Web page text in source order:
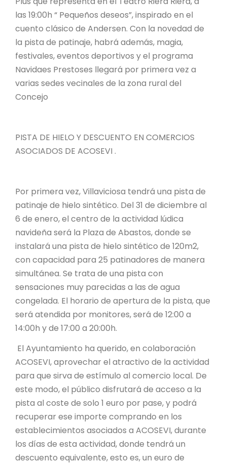
las 19:00h “ Pequeños deseos”, inspirado en el
cuento clásico de Andersen. Con la novedad de
la pista de patinaje, habrá además, magia,
festivales, eventos deportivos y el programa
Navidaes Prestoses llegará por primera vez a
varias sedes vecinales de la zona rural del
Concejo
PISTA DE HIELO Y DESCUENTO EN COMERCIOS
ASOCIADOS DE ACOSEVI .
Por primera vez, Villaviciosa tendrá una pista de
patinaje de hielo sintético. Del 31 de diciembre al
6 de enero, el centro de la actividad lúdica
navideña será la Plaza de Abastos, donde se
instalará una pista de hielo sintético de 120m2,
con capacidad para 25 patinadores de manera
simultánea. Se trata de una pista con
sensaciones muy parecidas a las de agua
congelada. El horario de apertura de la pista, que
será atendida por monitores, será de 12:00 a
14:00h y de 17:00 a 20:00h.
El Ayuntamiento ha querido, en colaboración
ACOSEVI, aprovechar el atractivo de la actividad
para que sirva de estímulo al comercio local. De
este modo, el público disfrutará de acceso a la
pista al coste de solo 1 euro por pase, y podrá
recuperar ese importe comprando en los
establecimientos asociados a ACOSEVI, durante
los días de esta actividad, donde tendrá un
descuento equivalente, esto es, un euro de